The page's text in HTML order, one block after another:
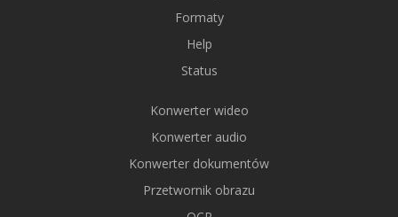
Formaty
Help
Status
Konwerter wideo
Konwerter audio
Konwerter dokumentów
Przetwornik obrazu